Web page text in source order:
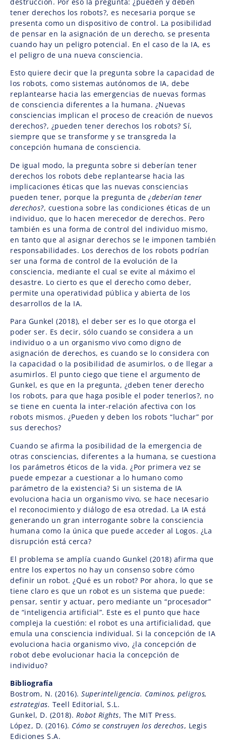
tener derechos los robots?, es necesaria porque se
presenta como un dispositivo de control. La posibilidad
de pensar en la asignación de un derecho, se presenta
cuando hay un peligro potencial. En el caso de la IA, es
el peligro de una nueva consciencia.
Esto quiere decir que la pregunta sobre la capacidad de
los robots, como sistemas autónomos de IA, debe
replantearse hacia las emergencias de nuevas formas
de consciencia diferentes a la humana. ¿Nuevas
consciencias implican el proceso de creación de nuevos
derechos?, ¿pueden tener derechos los robots? Sí,
siempre que se transforme y se transgreda la
concepción humana de consciencia.
De igual modo, la pregunta sobre si deberían tener
derechos los robots debe replantearse hacia las
implicaciones éticas que las nuevas consciencias
pueden tener, porque la pregunta de ¿deberían tener
derechos?, cuestiona sobre las condiciones éticas de un
individuo, que lo hacen merecedor de derechos. Pero
también es una forma de control del individuo mismo,
en tanto que al asignar derechos se le imponen también
responsabilidades. Los derechos de los robots podrían
ser una forma de control de la evolución de la
consciencia, mediante el cual se evite al máximo el
desastre. Lo cierto es que el derecho como deber,
permite una operatividad pública y abierta de los
desarrollos de la IA.
Para Gunkel (2018), el deber ser es lo que otorga el
poder ser. Es decir, sólo cuando se considera a un
individuo o a un organismo vivo como digno de
asignación de derechos, es cuando se lo considera con
la capacidad o la posibilidad de asumirlos, o de llegar a
asumirlos. El punto ciego que tiene el argumento de
Gunkel, es que en la pregunta, ¿deben tener derecho
los robots, para que haga posible el poder tenerlos?, no
se tiene en cuenta la inter-relación afectiva con los
robots mismos. ¿Pueden y deben los robots “luchar” por
sus derechos?
Cuando se afirma la posibilidad de la emergencia de
otras consciencias, diferentes a la humana, se cuestiona
los parámetros éticos de la vida. ¿Por primera vez se
puede empezar a cuestionar a lo humano como
parámetro de la existencia? Si un sistema de IA
evoluciona hacia un organismo vivo, se hace necesario
el reconocimiento y diálogo de esa otredad. La IA está
generando un gran interrogante sobre la consciencia
humana como la única que puede acceder al Logos. ¿La
disrupción está cerca?
El problema se amplía cuando Gunkel (2018) afirma que
entre los expertos no hay un consenso sobre cómo
definir un robot. ¿Qué es un robot? Por ahora, lo que se
tiene claro es que un robot es un sistema que puede:
pensar, sentir y actuar, pero mediante un “procesador”
de “inteligencia artificial”. Este es el punto que hace
compleja la cuestión: el robot es una artificialidad, que
emula una consciencia individual. Si la concepción de IA
evoluciona hacia organismo vivo, ¿la concepción de
robot debe evolucionar hacia la concepción de
individuo?
Bibliografía
Bostrom, N. (2016). Superinteligencia. Caminos, peligros,
estrategias. Teell Editorial, S.L.
Gunkel, D. (2018). Robot Rights, The MIT Press.
López, D. (2016). Cómo se construyen los derechos, Legis
Ediciones S.A.